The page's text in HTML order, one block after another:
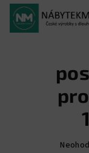
Přejít
obsah